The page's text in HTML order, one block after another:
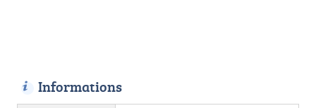
Informations